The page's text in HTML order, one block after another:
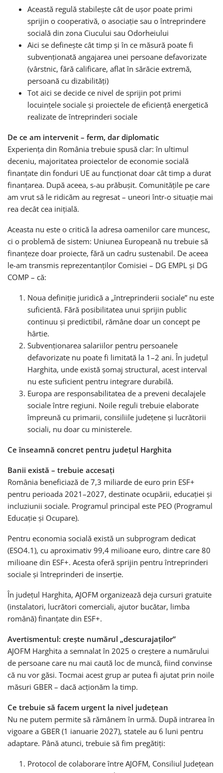
Această regulă stabilește cât de ușor poate primi
sprijin o cooperativă, o asociație sau o întreprindere
socială din zona Ciucului sau Odorheiului
Aici se definește cât timp și în ce măsură poate fi
subvenționată angajarea unei persoane defavorizate
(vârstnic, fără calificare, aflat în sărăcie extremă,
persoană cu dizabilități)
Tot aici se decide ce nivel de sprijin pot primi
locuințele sociale și proiectele de eficiență energetică
realizate de întreprinderi sociale
De ce am intervenit – ferm, dar diplomatic
Experiența din România trebuie spusă clar: în ultimul
deceniu, majoritatea proiectelor de economie socială
finanțate din fonduri UE au funcționat doar cât timp a durat
finanțarea. După aceea, s-au prăbușit. Comunitățile pe care
am vrut să le ridicăm au regresat – uneori într-o situație mai
rea decât cea inițială.
Aceasta nu este o critică la adresa oamenilor care muncesc,
ci o problemă de sistem: Uniunea Europeană nu trebuie să
finanțeze doar proiecte, fără un cadru sustenabil. De aceea
le-am transmis reprezentanților Comisiei – DG EMPL și DG
COMP – că:
Noua definiție juridică a „întreprinderii sociale” nu este
suficientă. Fără posibilitatea unui sprijin public
continuu și predictibil, rămâne doar un concept pe
hârtie.
Subvenționarea salariilor pentru persoanele
defavorizate nu poate fi limitată la 1–2 ani. În județul
Harghita, unde există șomaj structural, acest interval
nu este suficient pentru integrare durabilă.
Europa are responsabilitatea de a preveni decalajele
sociale între regiuni. Noile reguli trebuie elaborate
împreună cu primarii, consiliile județene și lucrătorii
sociali, nu doar cu ministerele.
Ce înseamnă concret pentru județul Harghita
Banii există – trebuie accesați
România beneficiază de 7,3 miliarde de euro prin ESF+
pentru perioada 2021–2027, destinate ocupării, educației și
incluziunii sociale. Programul principal este PEO (Programul
Educație și Ocupare).
Pentru economia socială există un subprogram dedicat
(ESO4.1), cu aproximativ 99,4 milioane euro, dintre care 80
milioane din ESF+. Acesta oferă sprijin pentru întreprinderi
sociale și întreprinderi de inserție.
În județul Harghita, AJOFM organizează deja cursuri gratuite
(instalatori, lucrători comerciali, ajutor bucătar, limba
română) finanțate din ESF+.
Avertismentul: crește numărul „descurajaților”
AJOFM Harghita a semnalat în 2025 o creștere a numărului
de persoane care nu mai caută loc de muncă, fiind convinse
că nu vor găsi. Tocmai acest grup ar putea fi ajutat prin noile
măsuri GBER – dacă acționăm la timp.
Ce trebuie să facem urgent la nivel județean
Nu ne putem permite să rămânem în urmă. După intrarea în
vigoare a GBER (1 ianuarie 2027), statele au 6 luni pentru
adaptare. Până atunci, trebuie să fim pregătiți:
Protocol de colaborare între AJOFM, Consiliul Județean